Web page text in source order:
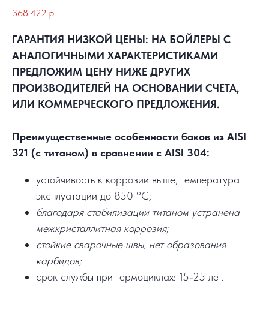
368 422 р.
ГАРАНТИЯ НИЗКОЙ ЦЕНЫ: НА БОЙЛЕРЫ С
АНАЛОГИЧНЫМИ ХАРАКТЕРИСТИКАМИ
ПРЕДЛОЖИМ ЦЕНУ НИЖЕ ДРУГИХ
ПРОИЗВОДИТЕЛЕЙ НА ОСНОВАНИИ СЧЕТА,
ИЛИ КОММЕРЧЕСКОГО ПРЕДЛОЖЕНИЯ.
Преимущественные особенности баков из AISI
321 (с титаном) в сравнении с AISI 304:
устойчивость к коррозии выше, температура
эксплуатации до 850 °C;
благодаря стабилизации титаном устранена
межкристаллитная коррозия;
стойкие сварочные швы, нет образования
карбидов;
срок службы при термоциклах: 15-25 лет.